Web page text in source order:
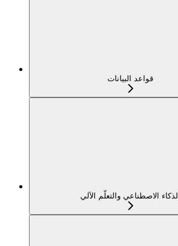
قواعد البيانات
الذكاء الاصطناعي والتعلّم الآلي